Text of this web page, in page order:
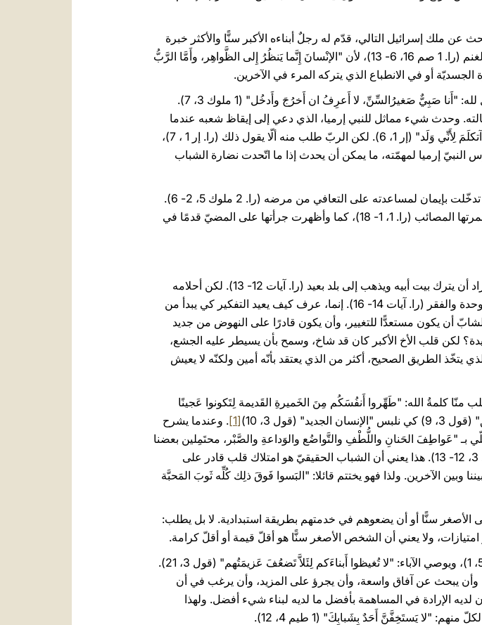
إسرائيل التالي، قدّم له رجلٌ أبناءه الأكبر سنًّا والأكثر خبرة
كمرشّحين. لكن النبيّ قال أن المختار هو الفتى داود، الذي كان يرعى الغنم (را. 1 صم 16، 6- 13)، لأن "الإنْسانَ إِنَّما يَنظُرُ إِلى الظَّواهِر، وأَمَّا الرَّبُّ
10. عندما اضطرّ سليمان إلى أن يخلف والده، شعر بالضياع وقال لله: "أَنا صَبِيٌّ صَغيرُالسِّنِّ، لا أَعرِفُ ان أَخرُجَ وأَدخُل" (1 ملوك 3، 7).
وحدث شيء مماثل للنبي إرميا، الذي دعي إلى إيقاظ شعبه عندما
كان صغيرًا جدًّا. في خوفه قال: "آهِ ايُّها السَّيِّد الرَّبّ هاءنَذا لا أَعرِفُ أَن آتكلَمَ لِأَنِّي وَلَد" (إر 1، 6). لكن الربّ طلب منه ألّا يقول ذلك (را. إر 1 ، 7)،
فإِنِّي مَعَكَ لِأُنقِذَكَ" (إر 1، 8). ويُظهر تكرّس النبيّ إرميا لمهمّته، ما يمكن أن يحدث إذا ما اتّحدت نضارة الشباب
11. الفتاة اليهوديّة التي كانت في خدمة العسكري الأجنبيّ نعمان، تدخّلت بإيمان لمساعدته على التعافي من مرضه (را. 2 ملوك 5، 2- 6).
ومثّلت روث الشابّة، مثالاً على الكرم في البقاء مع حماتها التي كانت غمرتها المصائب (را. 1، 1- 18)، كما وأظهرت جرأتها على المضيّ قدمًا في
12. يروي أحد أمثال يسوع(را. لو 15، 11- 32) أن الابن "الأصغر" أراد أن يترك بيت أبيه ويذهب إلى بلد بعيد (را. آيات 12- 13). لكن أحلامه
بالحرّية تحوّلت إلى فسوق وفجور (را. آية 13) واختبر قسوة الشعور بالوحدة والفقر (را. آيات 14- 16). إنما، عرف كيف يعيد التفكير كي يبدأ من
(را. آية 20). فمن ميزات القلب الشابّ أن يكون مستعدًّا للتغيير، وأن يكون قادرًا على النهوض من جديد
لكن قلب الأخ الأكبر كان قد شاخ، وسمح بأن يسيطر عليه الجشع،
الشابّ الخاطئ الذي يتخّذ الطريق الصحيح، أكثر من الذي يعتقد بأنّه أمين ولكنّه لا يعيش
منّا كلمةُ الله: "طَهِّروا أَنفُسَكُم مِنَ الخَميرةِ القَديمة لِتَكونوا عَجينًا
[1]
. وعندما يشرح
بـ "عَواطِفَ الحَنانِ واللُّطْفِ والتَّواضُع والوَداعةِ والصَّبْر، محتَمِلين بعضنا
البعض، وصافحين بَعضنا عن بَعضٍ إِذا كانَت لأَحَدٍ شَكْوى مِنَ الآخَر" (را. 3، 12- 13). هذا يعني أن الشباب الحقيقيّ هو امتلاك قلب قادر على
وبين الآخرين. ولذا فهو يختتم قائلا: "البَسوا فَوقَ ذلِك كُلِّه ثَوبَ المَحبَّة
الأصغر سنًّا أو أن يضعوهم في خدمتهم بطريقة استبدادية. لا بل يطلب:
15. تقول كلمة الله إنه يجب معاملة الشباب "كإخوة" (را. 1 طيم 5، 1)، ويوصي الآباء: "لا تُغيظوا أَبناءَكم لِئَلاَّ تَضعُفَ عَزيمَتُهم" (قول 3، 21).
يبحث عن آفاق واسعة، وأن يجرؤ على المزيد، وأن يرغب في أن
لديه الإرادة في المساهمة بأفضل ما لديه لبناء شيء أفضل. ولهذا
"لا يَستَخِفَّنَّ أَحَدٌ بِشَبابِكَ" (1 طيم 4، 12).